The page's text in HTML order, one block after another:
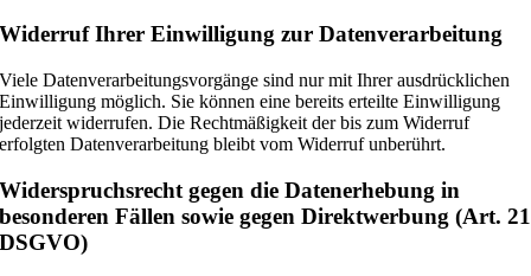
Widerruf Ihrer Einwilligung zur Datenverarbeitung
Viele Datenverarbeitungsvorgänge sind nur mit Ihrer ausdrücklichen
Einwilligung möglich. Sie können eine bereits erteilte Einwilligung
jederzeit widerrufen. Die Rechtmäßigkeit der bis zum Widerruf
erfolgten Datenverarbeitung bleibt vom Widerruf unberührt.
Widerspruchsrecht gegen die Datenerhebung in
besonderen Fällen sowie gegen Direktwerbung (Art. 21
DSGVO)